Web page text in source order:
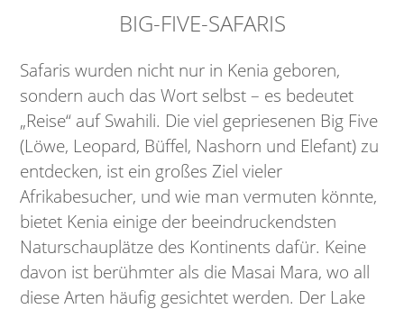
BIG-FIVE-SAFARIS
Safaris wurden nicht nur in Kenia geboren,
sondern auch das Wort selbst – es bedeutet
„Reise“ auf Swahili. Die viel gepriesenen Big Five
(Löwe, Leopard, Büffel, Nashorn und Elefant) zu
entdecken, ist ein großes Ziel vieler
Afrikabesucher, und wie man vermuten könnte,
bietet Kenia einige der beeindruckendsten
Naturschauplätze des Kontinents dafür. Keine
davon ist berühmter als die Masai Mara, wo all
diese Arten häufig gesichtet werden. Der Lake